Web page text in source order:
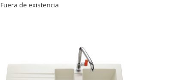
Fuera de existencia